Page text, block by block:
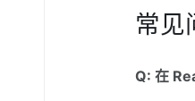
常见
Q: 在